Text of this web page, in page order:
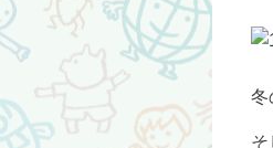
冬
そ